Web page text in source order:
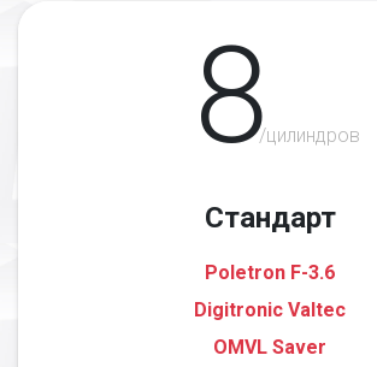
8/цилиндров
Стандарт
Poletron F-3.6
Digitronic Valtec
OMVL Saver